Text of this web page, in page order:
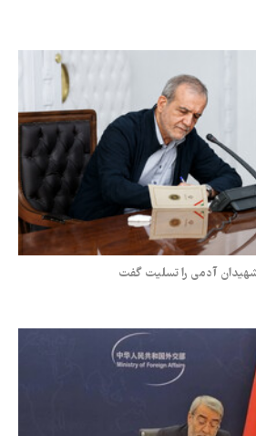
آدمی را تسلیت گفت